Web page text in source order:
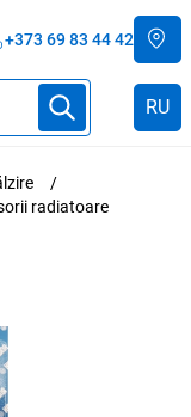
+373 69 83 44 42
RU
radiatoare